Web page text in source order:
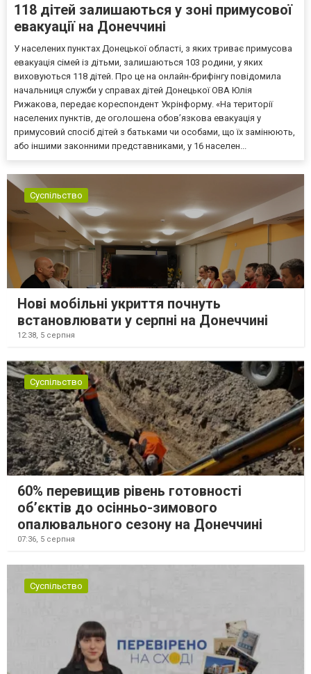
118 дітей залишаються у зоні примусової
евакуації на Донеччині
У населених пунктах Донецької області, з яких триває примусова
евакуація сімей із дітьми, залишаються 103 родини, у яких
виховуються 118 дітей. Про це на онлайн-брифінгу повідомила
начальниця служби у справах дітей Донецької ОВА Юлія
Рижакова, передає кореспондент Укрінформу. «На території
населених пунктів, де оголошена обов’язкова евакуація у
примусовий спосіб дітей з батьками чи особами, що їх замінюють,
або іншими законними представниками, у 16 населен...
Суспільство
Нові мобільні укриття почнуть
встановлювати у серпні на Донеччині
12:38, 5 серпня
Суспільство
60% перевищив рівень готовності
об’єктів до осінньо-зимового
опалювального сезону на Донеччині
07:36, 5 серпня
Суспільство